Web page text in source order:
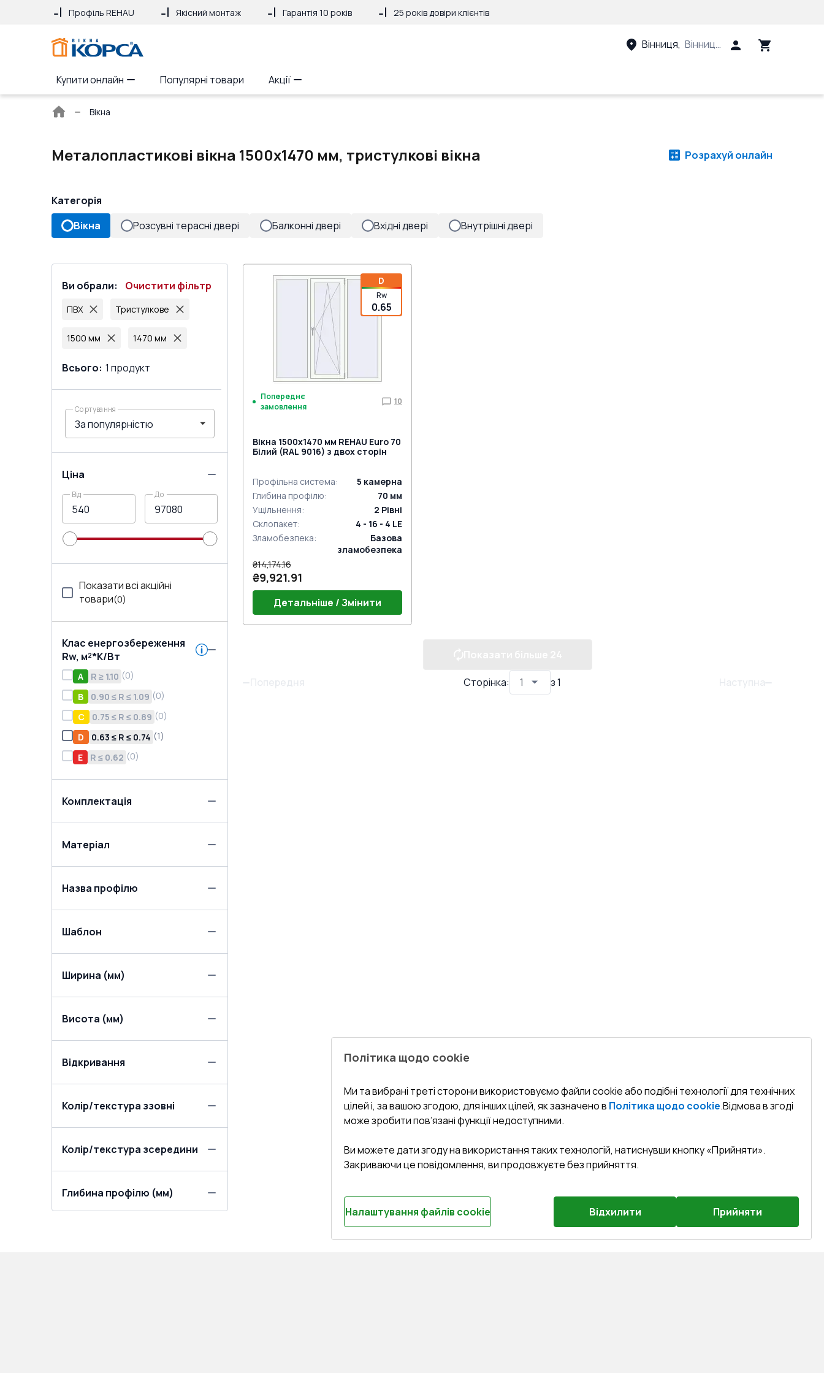
Профіль REHAU Якісний монтаж Гарантія 10 років 25 років довіри клієнтів
Вінниця, Вінницький район, Вінницька
Купити онлайн Популярні товари Акції
Головна
Вікна
Металопластикові вікна 1500x1470 мм, тристулкові вікна Розрахуй онлайн
Категорія
Вікна
Розсувні терасні двері Балконні двері Вхідні двері Внутрішні двері
Ви обрали: Очистити фільтр
ПВХ Тристулкове
1500 мм 1470 мм
Всього: 1 продукт
Сортування
Ціна
Від До
Показати всі акційні
товари(0)
Клас енергозбереження
Rw, м²*K/Вт
A R ≥ 1.10 (0)
B
0.90 ≤ R ≤ 1.09 (0)
C
0.75 ≤ R ≤ 0.89 (0)
D
0.63 ≤ R ≤ 0.74 (1)
E
R ≤ 0.62 (0)
Комплектація
Матеріал
Назва профілю
Шаблон
Ширина (мм)
Висота (мм)
Відкривання
Колір/текстура ззовні
Колір/текстура зсередини
Глибина профілю (мм)
D
Rw
0.65
Попереднє
замовлення
10
Вікна 1500x1470 мм REHAU Euro 70
Білий (RAL 9016) з двох сторін
Профільна система: 5 камерна
Глибина профілю: 70 мм
Ущільнення: 2 Рівні
Склопакет:
4 - 16 - 4 LE
Зламобезпека:
Базова
зламобезпека
₴14,174.16
₴9,921.91
Детальніше / Змінити
Попередня Сторінка: з1 Наступна
Політика щодо cookie
Ми та вибрані треті сторони використовуємо файли cookie або подібні технології для технічних
цілей і, за вашою згодою, для інших цілей, як зазначено в Політика щодо cookie.Відмова в згоді
може зробити пов’язані функції недоступними.
Ви можете дати згоду на використання таких технологій, натиснувши кнопку «Прийняти».
Закриваючи це повідомлення, ви продовжуєте без прийняття.
Відхилити Прийняти
Налаштування файлів cookie